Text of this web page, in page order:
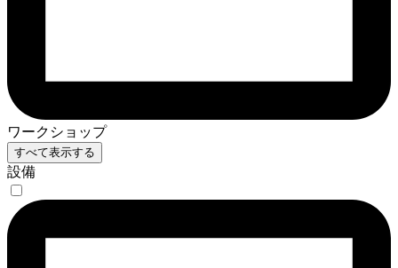
ワークショップ
すべて表示する
設備